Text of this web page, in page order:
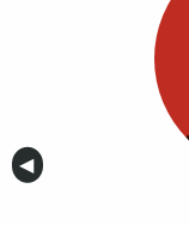
Anterior
◀︎